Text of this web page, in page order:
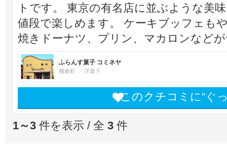
トです。 東京の有名店に並ぶような美
値段で楽しめます。 ケーキブッフェも
焼きドーナツ、プリン、マカロンなど
ふらんす菓子 コミネヤ
棚倉町 洋菓子
このクチコミに“ぐ
1～3 件を表示 / 全 3 件